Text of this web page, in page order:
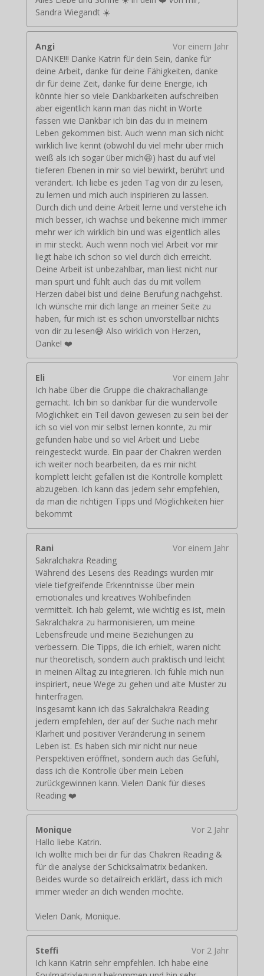
Sandra Wiegandt ☀️
Angi
Vor einem Jahr
DANKE!!! Danke Katrin für dein Sein, danke für
deine Arbeit, danke für deine Fähigkeiten, danke
dir für deine Zeit, danke für deine Energie, ich
könnte hier so viele Dankbarkeiten aufschreiben
aber eigentlich kann man das nicht in Worte
fassen wie Dankbar ich bin das du in meinem
Leben gekommen bist. Auch wenn man sich nicht
wirklich live kennt (obwohl du viel mehr über mich
weiß als ich sogar über mich😆) hast du auf viel
tieferen Ebenen in mir so viel bewirkt, berührt und
verändert. Ich liebe es jeden Tag von dir zu lesen,
zu lernen und mich auch inspirieren zu lassen.
Durch dich und deine Arbeit lerne und verstehe ich
mich besser, ich wachse und bekenne mich immer
mehr wer ich wirklich bin und was eigentlich alles
in mir steckt. Auch wenn noch viel Arbeit vor mir
liegt habe ich schon so viel durch dich erreicht.
Deine Arbeit ist unbezahlbar, man liest nicht nur
man spürt und fühlt auch das du mit vollem
Herzen dabei bist und deine Berufung nachgehst.
Ich wünsche mir dich lange an meiner Seite zu
haben, für mich ist es schon unvorstellbar nichts
von dir zu lesen😅 Also wirklich von Herzen,
Danke! ❤️
Eli
Vor einem Jahr
Ich habe über die Gruppe die chakrachallange
gemacht. Ich bin so dankbar für die wundervolle
Möglichkeit ein Teil davon gewesen zu sein bei der
ich so viel von mir selbst lernen konnte, zu mir
gefunden habe und so viel Arbeit und Liebe
reingesteckt wurde. Ein paar der Chakren werden
ich weiter noch bearbeiten, da es mir nicht
komplett leicht gefallen ist die Kontrolle komplett
abzugeben. Ich kann das jedem sehr empfehlen,
da man die richtigen Tipps und Möglichkeiten hier
bekommt
Rani
Vor einem Jahr
Sakralchakra Reading
Während des Lesens des Readings wurden mir
viele tiefgreifende Erkenntnisse über mein
emotionales und kreatives Wohlbefinden
vermittelt. Ich hab gelernt, wie wichtig es ist, mein
Sakralchakra zu harmonisieren, um meine
Lebensfreude und meine Beziehungen zu
verbessern. Die Tipps, die ich erhielt, waren nicht
nur theoretisch, sondern auch praktisch und leicht
in meinen Alltag zu integrieren. Ich fühle mich nun
inspiriert, neue Wege zu gehen und alte Muster zu
hinterfragen.
Insgesamt kann ich das Sakralchakra Reading
jedem empfehlen, der auf der Suche nach mehr
Klarheit und positiver Veränderung in seinem
Leben ist. Es haben sich mir nicht nur neue
Perspektiven eröffnet, sondern auch das Gefühl,
dass ich die Kontrolle über mein Leben
zurückgewinnen kann. Vielen Dank für dieses
Reading ❤️
Monique
Vor 2 Jahr
Hallo liebe Katrin.
Ich wollte mich bei dir für das Chakren Reading &
für die analyse der Schicksalmatrix bedanken.
Beides wurde so detailreich erklärt, dass ich mich
immer wieder an dich wenden möchte.
Vielen Dank, Monique.
Steffi
Vor 2 Jahr
Ich kann Katrin sehr empfehlen. Ich habe eine